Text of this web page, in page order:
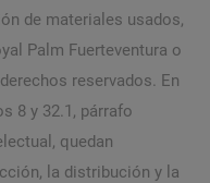
de materiales usados,
Palm Fuerteventura o
reservados. En
8 y 32.1, párrafo
quedan
la distribución y la